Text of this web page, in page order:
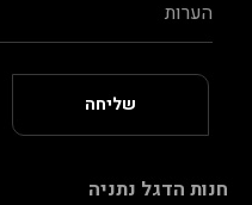
חנות הדגל נתניה